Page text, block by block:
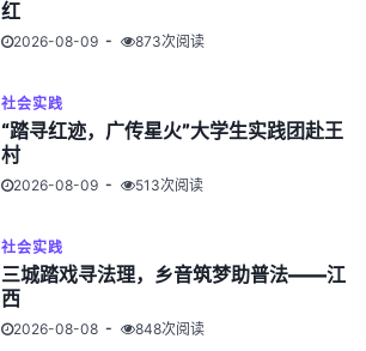
红
2026-08-09 873次阅读
社会实践
“踏寻红迹，广传星火”大学生实践团赴王
村
2026-08-09 513次阅读
社会实践
三城踏戏寻法理，乡音筑梦助普法——江
西
2026-08-08 848次阅读